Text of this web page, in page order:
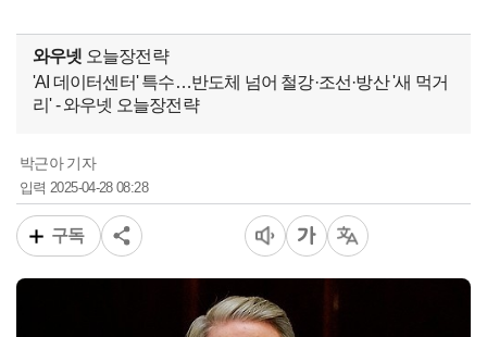
와우넷 오늘장전략
'AI 데이터센터' 특수…반도체 넘어 철강·조선·방산 '새 먹거
리' - 와우넷 오늘장전략
박근아 기자
입력2025-04-28 08:28
구독